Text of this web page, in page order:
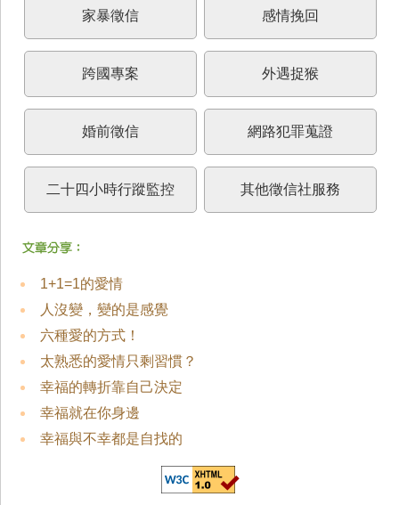
家暴徵信 感情挽回
跨國專案 外遇捉猴
婚前徵信 網路犯罪蒐證
二十四小時行蹤監控 其他徵信社服務
1+1=1的愛情
人沒變，變的是感覺
六種愛的方式！
太熟悉的愛情只剩習慣？
幸福的轉折靠自己決定
幸福就在你身邊
幸福與不幸都是自找的